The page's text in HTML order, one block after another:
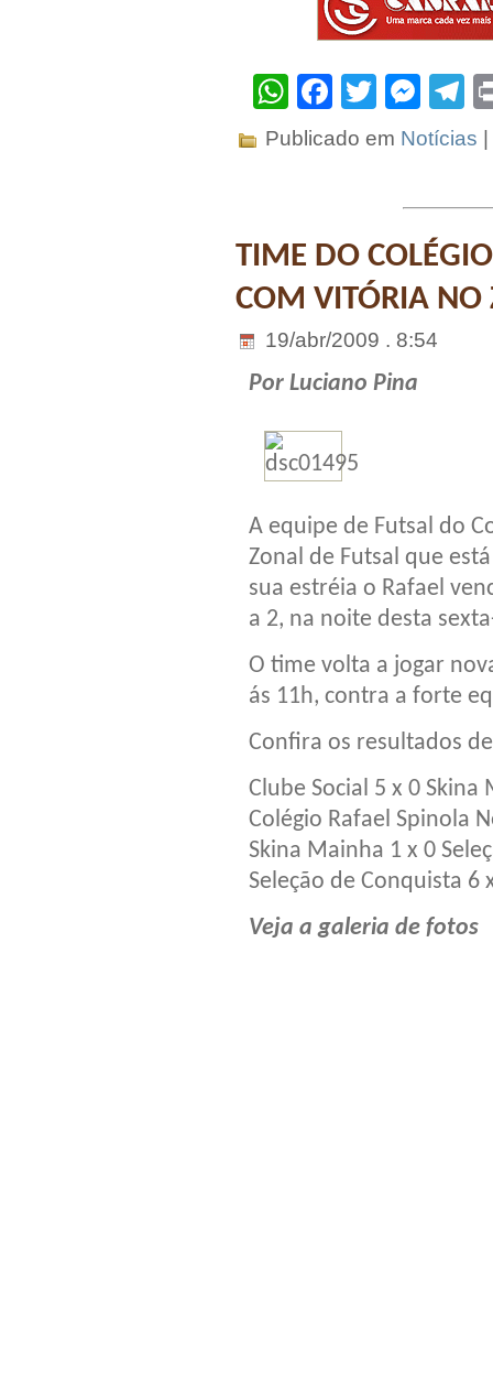
WhatsApp
Facebook
Twitter
Publicado em Notícias
TIME DO
COM VITÓRIA NO
19/abr/2009 . 8:54
Por Luciano Pina
A equipe de Futsal do
Zonal de Futsal que
sua estréia o Rafael
a 2, na noite desta
O time volta a jogar
ás 11h, contra a forte
Confira os resultados
Clube Social 5 x 0 Skina
Colégio Rafael Spinola
Skina Mainha 1 x 0
Seleção de Conquista 6
Veja a galeria de fotos